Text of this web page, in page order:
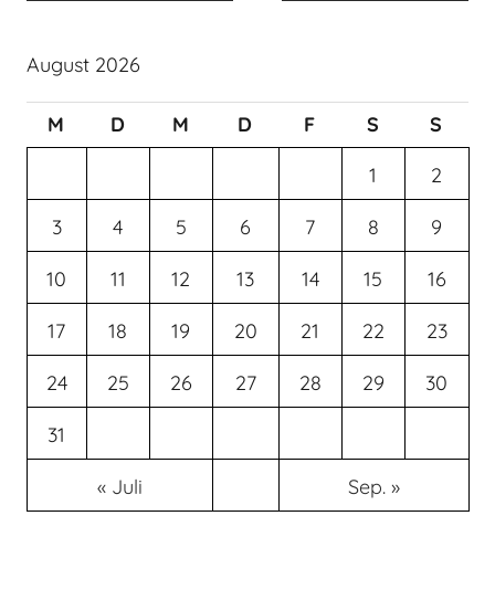
August 2026
M D M D F S
S
1
2
3 4 5 6 7 8 9
10 11 12 13 14 15 16
17 18 19 20 21 22 23
24 25 26 27 28 29 30
31
« Juli Sep. »